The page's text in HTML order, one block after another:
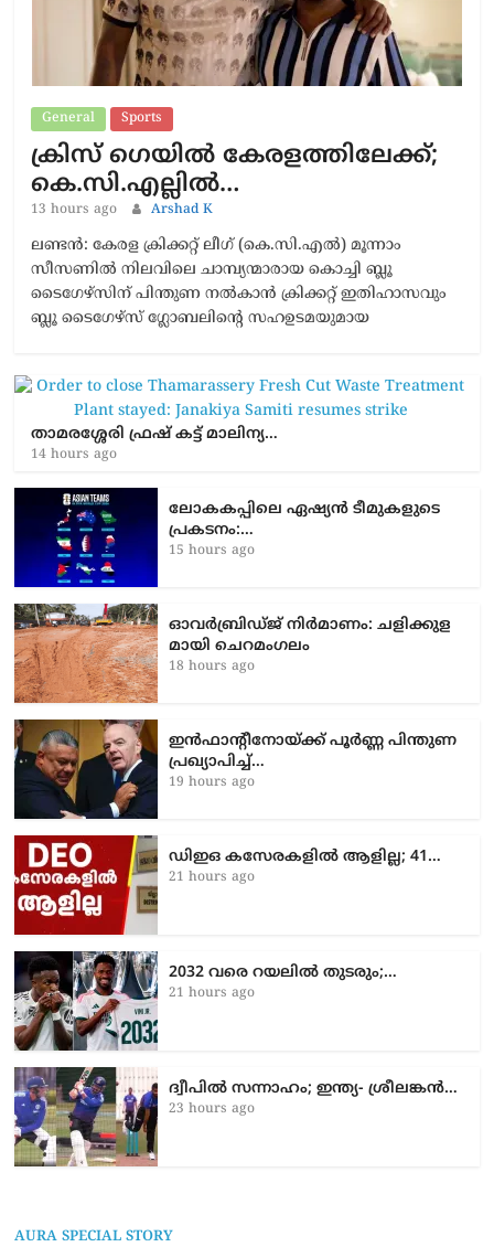
General Sports
ക്രിസ് ഗെയിൽ കേരളത്തിലേക്ക്;
കെ.സി.എല്ലിൽ…
13 hours ago Arshad K
ലണ്ടൻ: കേരള ക്രിക്കറ്റ് ലീഗ് (കെ.സി.എൽ) മൂന്നാം
സീസണിൽ നിലവിലെ ചാമ്പ്യന്മാരായ കൊച്ചി ബ്ലൂ
ടൈഗേഴ്സിന് പിന്തുണ നൽകാൻ ക്രിക്കറ്റ് ഇതിഹാസവും
ബ്ലൂ ടൈഗേഴ്സ് ഗ്ലോബലിന്റെ സഹഉടമയുമായ
താമരശ്ശേരി ഫ്രഷ് കട്ട് മാലിന്യ…
14 hours ago
ലോകകപ്പിലെ ഏഷ്യന്‍ ടീമുകളുടെ
പ്രകടനം:…
15 hours ago
ഓവർബ്രിഡ്ജ് നിർമാണം: ച​ളി​ക്കു​ള​
മാ​യി ചെ​റ​മം​ഗ​ലം
18 hours ago
ഇൻഫാന്റീനോയ്ക്ക് പൂർണ്ണ പിന്തുണ
പ്രഖ്യാപിച്ച്…
19 hours ago
ഡിഇഒ കസേരകളില്‍ ആളില്ല; 41…
21 hours ago
2032 വരെ റയലിൽ തുടരും;…
21 hours ago
ദ്വീപിൽ സന്നാഹം; ഇന്ത്യ- ശ്രീലങ്കൻ…
23 hours ago
AURA SPECIAL STORY